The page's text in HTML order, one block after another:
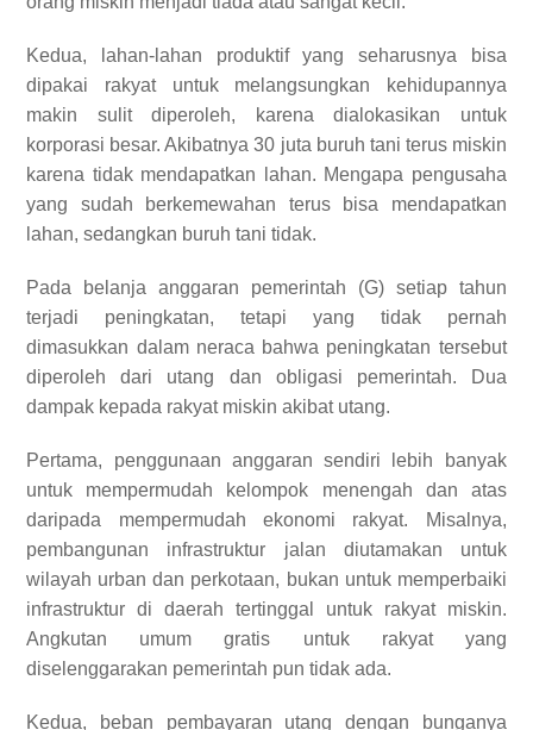
Kedua, lahan-lahan produktif yang seharusnya bisa
dipakai rakyat untuk melangsungkan kehidupannya
makin sulit diperoleh, karena dialokasikan untuk
korporasi besar. Akibatnya 30 juta buruh tani terus miskin
karena tidak mendapatkan lahan. Mengapa pengusaha
yang sudah berkemewahan terus bisa mendapatkan
lahan, sedangkan buruh tani tidak.
Pada belanja anggaran pemerintah (G) setiap tahun
terjadi peningkatan, tetapi yang tidak pernah
dimasukkan dalam neraca bahwa peningkatan tersebut
diperoleh dari utang dan obligasi pemerintah. Dua
dampak kepada rakyat miskin akibat utang.
Pertama, penggunaan anggaran sendiri lebih banyak
untuk mempermudah kelompok menengah dan atas
daripada mempermudah ekonomi rakyat. Misalnya,
pembangunan infrastruktur jalan diutamakan untuk
wilayah urban dan perkotaan, bukan untuk memperbaiki
infrastruktur di daerah tertinggal untuk rakyat miskin.
Angkutan umum gratis untuk rakyat yang
diselenggarakan pemerintah pun tidak ada.
Kedua, beban pembayaran utang dengan bunganya